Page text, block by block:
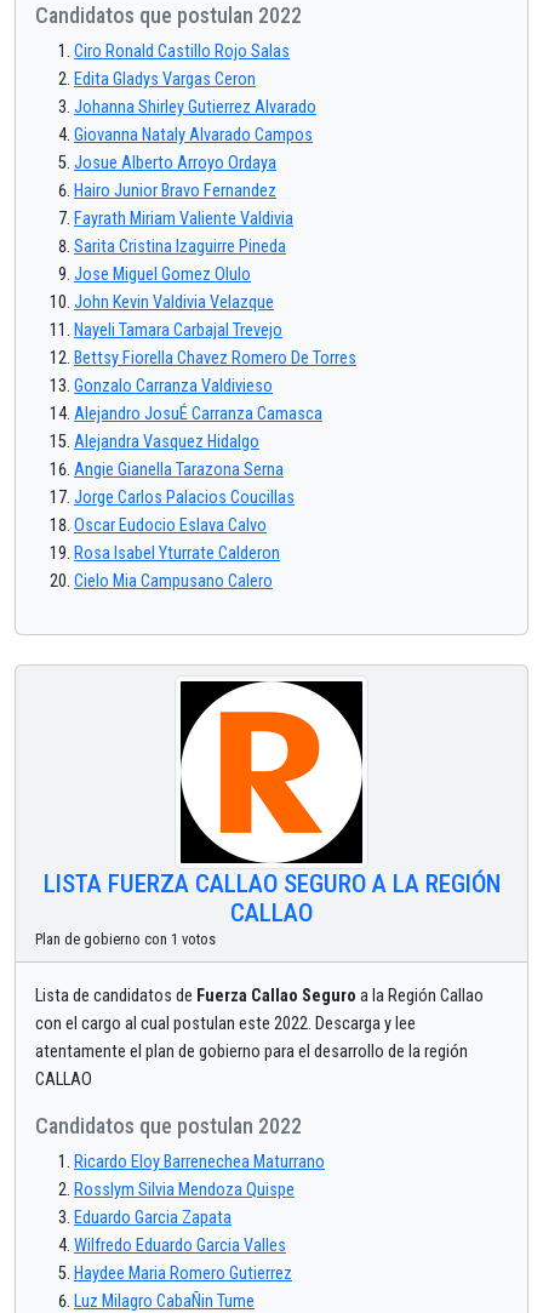
Candidatos que postulan 2022
Ciro Ronald Castillo Rojo Salas
Edita Gladys Vargas Ceron
Johanna Shirley Gutierrez Alvarado
Giovanna Nataly Alvarado Campos
Josue Alberto Arroyo Ordaya
Hairo Junior Bravo Fernandez
Fayrath Miriam Valiente Valdivia
Sarita Cristina Izaguirre Pineda
Jose Miguel Gomez Olulo
John Kevin Valdivia Velazque
Nayeli Tamara Carbajal Trevejo
Bettsy Fiorella Chavez Romero De Torres
Gonzalo Carranza Valdivieso
Alejandro JosuÉ Carranza Camasca
Alejandra Vasquez Hidalgo
Angie Gianella Tarazona Serna
Jorge Carlos Palacios Coucillas
Oscar Eudocio Eslava Calvo
Rosa Isabel Yturrate Calderon
Cielo Mia Campusano Calero
LISTA FUERZA CALLAO SEGURO A LA REGIÓN
CALLAO
Plan de gobierno con 1 votos
Lista de candidatos de Fuerza Callao Seguro a la Región Callao
con el cargo al cual postulan este 2022. Descarga y lee
atentamente el plan de gobierno para el desarrollo de la región
CALLAO
Candidatos que postulan 2022
Ricardo Eloy Barrenechea Maturrano
Rosslym Silvia Mendoza Quispe
Eduardo Garcia Zapata
Wilfredo Eduardo Garcia Valles
Haydee Maria Romero Gutierrez
Luz Milagro CabaÑin Tume